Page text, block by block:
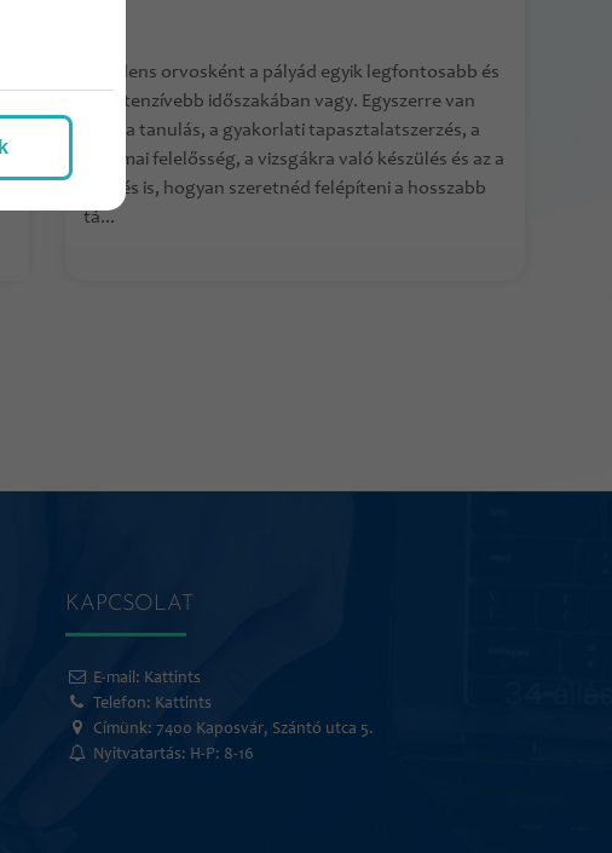
Rezidens orvosként a pályád egyik legfontosabb és
legintenzívebb időszakában vagy. Egyszerre van
jelen a tanulás, a gyakorlati tapasztalatszerzés, a
szakmai felelősség, a vizsgákra való készülés és az a
kérdés is, hogyan szeretnéd felépíteni a hosszabb
tá...
KAPCSOLAT
E-mail: Kattints
Telefon: Kattints
Címünk: 7400 Kaposvár, Szántó utca 5.
Nyitvatartás: H-P: 8-16